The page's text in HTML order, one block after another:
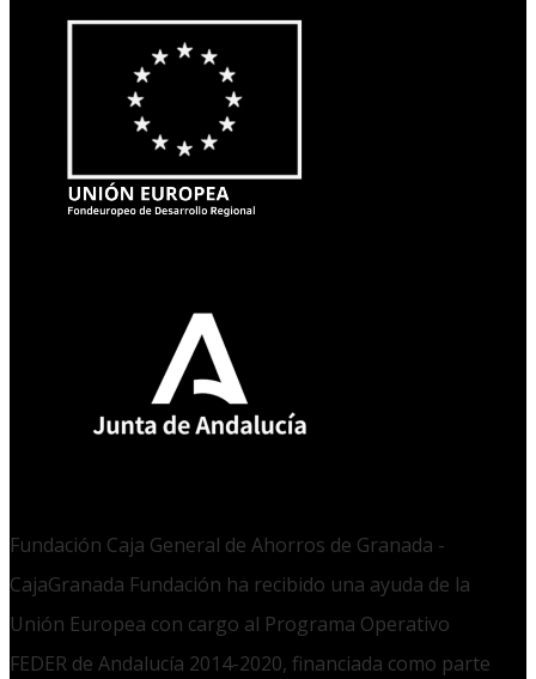
Fundación Caja General de Ahorros de Granada -
CajaGranada Fundación ha recibido una ayuda de la
Unión Europea con cargo al Programa Operativo
FEDER de Andalucía 2014-2020, financiada como parte